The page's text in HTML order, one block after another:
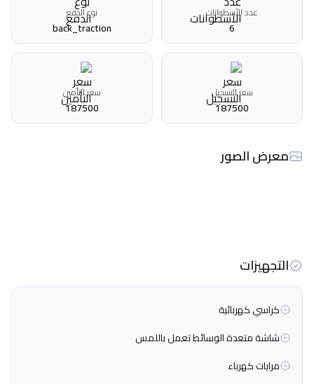
عدد الأسطوانات
6
نوع الدفع
back_traction
سعر التسجيل
187500
سعر التأمين
187500
معرض الصور
التجهيزات
كراسي كهربائية
شاشة متعدة الوسائط تعمل باللمس
مرايات كهرباء